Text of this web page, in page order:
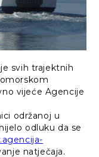
svih trajektnih
vijeće Agencije
održanoj u
odluku da se
natječaja.